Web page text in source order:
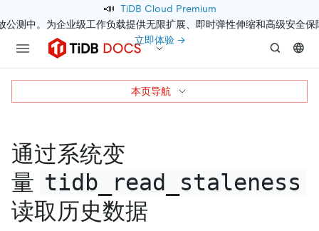
📣 TiDB Cloud Premium
公测中。为企业级工作负载提供无限扩展、即时弹性伸缩和高级安全保
立即体验 →
通过系统变
量 tidb_read_staleness
读取历史数据
本页导航